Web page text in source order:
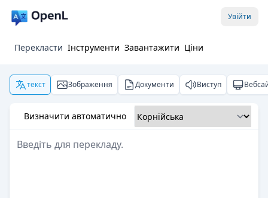
Увійти
Перекласти Інструменти Завантажити Ціни
текст Зображення Документи Виступ
Визначити автоматично